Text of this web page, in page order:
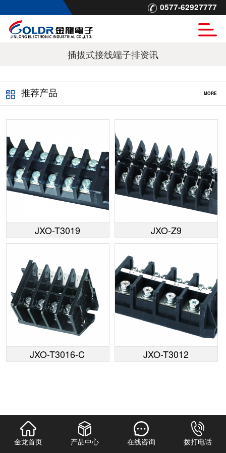
0577-62927777
插拔式接线端子排资讯
推荐产品 MORE
JXO-T3019 JXO-Z9
JXO-T3016-C JXO-T3012
金龙首页 产品中心 在线咨询 拨打电话